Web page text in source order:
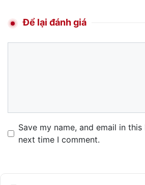
Để lại đánh giá
Name
Email
Website
Save my name, and email in
next time I comment.